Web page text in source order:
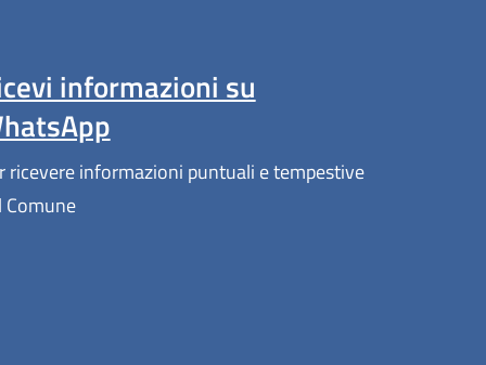
informazioni su
ricevere informazioni puntuali e tempestive
Comune